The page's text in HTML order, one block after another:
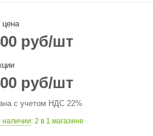
цена
руб/шт
руб/шт
с учетом НДС 22%
наличии: 2 в 1 магазине